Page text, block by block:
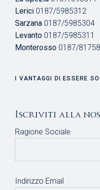
Lerici 0187/5985312
Sarzana 0187/5985304
Levanto 0187/5985311
Monterosso 0187/
I VANTAGGI DI ESSERE
Iscriviti alla
Ragione Sociale
Indirizzo Email